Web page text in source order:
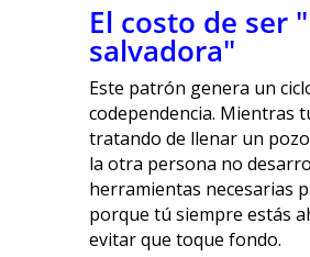
El costo de ser
salvadora"
Este patrón genera un
codependencia. Mientras
tratando de llenar un
la otra persona no
herramientas necesarias
porque tú siempre estás
evitar que toque fondo.